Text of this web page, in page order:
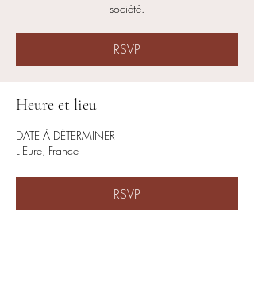
société.
RSVP
Heure et lieu
DATE À DÉTERMINER
L'Eure, France
RSVP